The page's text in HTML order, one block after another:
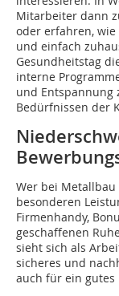
Mitarbeiter dann
oder erfahren, wie
und einfach
Gesundheitstag
interne
und Entspannung
Bedürfnissen der
Wer bei
besonderen
Firmenhandy,
geschaffenen
sieht sich als
sicheres und
auch für ein gutes